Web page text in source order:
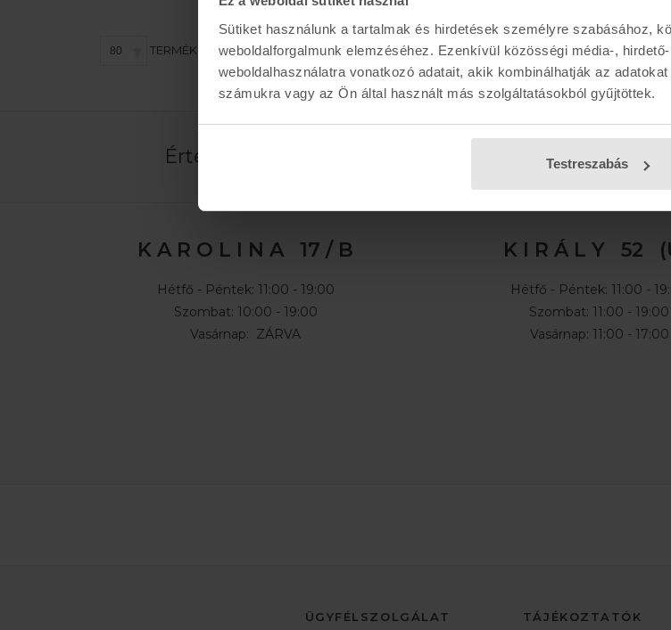
Sütiket használunk a tartalmak és hirdetések személyre szabásához,
weboldalforgalmunk elemzéséhez. Ezenkívül közösségi média-,
weboldalhasználatra vonatkozó adatait, akik kombinálhatják az
számukra vagy az Ön által használt más szolgáltatásokból gyűjtöttek.
Testreszabás
TERMÉK / OLDAL
Értesülj az újdonságokról, akciókról
K A R O L I N A 17 / B
Hétfő - Péntek: 11:00 - 19:00
Szombat: 10:00 - 19:00
Vasárnap: ZÁRVA
K I R Á L Y 52
Hétfő - Péntek: 11:00 -
Szombat: 11:00 - 19:00
Vasárnap: 11:00 - 17:00
ÜGYFÉLSZOLGÁLAT TÁJÉKOZTATÓK